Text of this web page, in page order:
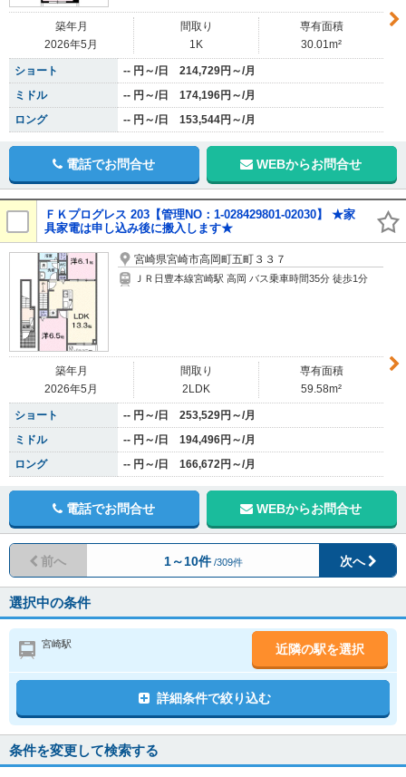
築年月
2026年5月
間取り
1K
専有面積
30.01m²
ショート
-- 円～/日 214,729円～/月
ミドル
-- 円～/日 174,196円～/月
ロング
-- 円～/日 153,544円～/月
電話でお問合せ WEBからお問合せ
ＦＫプログレス 203【管理NO：1-028429801-02030】 ★家
具家電は申し込み後に搬入します★
宮崎県宮崎市高岡町五町３３７
ＪＲ日豊本線宮崎駅 高岡 バス乗車時間35分 徒歩1分
築年月
2026年5月
間取り
2LDK
専有面積
59.58m²
ショート
-- 円～/日 253,529円～/月
ミドル
-- 円～/日 194,496円～/月
ロング
-- 円～/日 166,672円～/月
電話でお問合せ WEBからお問合せ
前へ 次へ
1～10件 /309件
選択中の条件
宮崎駅 近隣の駅を選択
詳細条件で絞り込む
条件を変更して検索する